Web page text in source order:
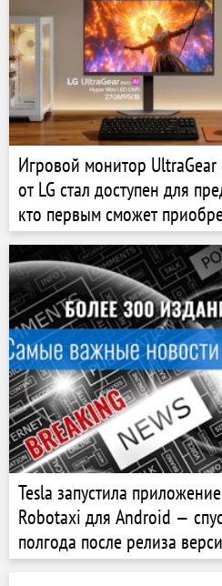
Игровой монитор UltraGear
от LG стал доступен для
кто первым сможет
новинку
Tesla запустила приложение
Robotaxi для Android —
полгода после релиза
iOS